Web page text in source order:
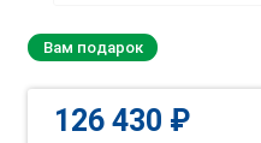
Вам подарок
126 430 ₽